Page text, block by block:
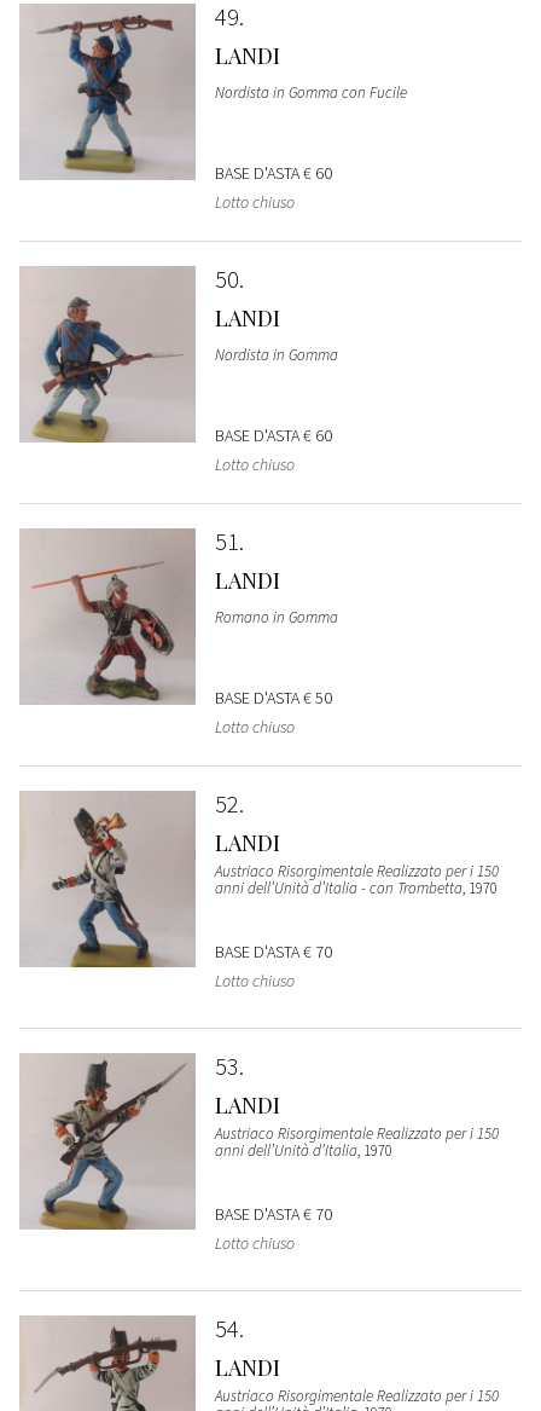
49
LANDI
Nordista in Gomma con Fucile
BASE D'ASTA€ 60
Lotto chiuso
50
LANDI
Nordista in Gomma
BASE D'ASTA€ 60
Lotto chiuso
51
LANDI
Romano in Gomma
BASE D'ASTA€ 50
Lotto chiuso
52
LANDI
Austriaco Risorgimentale Realizzato per i 150
anni dell’Unità d’Italia - con Trombetta, 1970
BASE D'ASTA€ 70
Lotto chiuso
53
LANDI
Austriaco Risorgimentale Realizzato per i 150
anni dell’Unità d’Italia, 1970
BASE D'ASTA€ 70
Lotto chiuso
54
LANDI
Austriaco Risorgimentale Realizzato per i 150